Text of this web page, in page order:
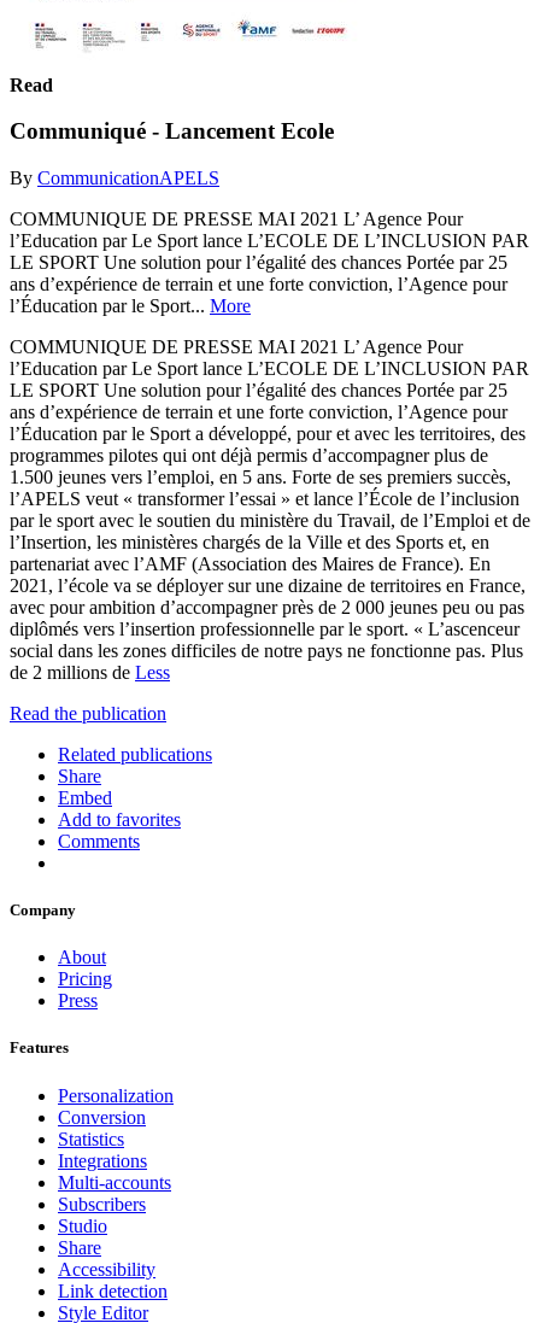
Read
Communiqué - Lancement Ecole
By CommunicationAPELS
COMMUNIQUE DE PRESSE MAI 2021 L’ Agence Pour
l’Education par Le Sport lance L’ECOLE DE L’INCLUSION PAR
LE SPORT Une solution pour l’égalité des chances Portée par 25
ans d’expérience de terrain et une forte conviction, l’Agence pour
l’Éducation par le Sport... More
COMMUNIQUE DE PRESSE MAI 2021 L’ Agence Pour
l’Education par Le Sport lance L’ECOLE DE L’INCLUSION PAR
LE SPORT Une solution pour l’égalité des chances Portée par 25
ans d’expérience de terrain et une forte conviction, l’Agence pour
l’Éducation par le Sport a développé, pour et avec les territoires, des
programmes pilotes qui ont déjà permis d’accompagner plus de
1.500 jeunes vers l’emploi, en 5 ans. Forte de ses premiers succès,
l’APELS veut « transformer l’essai » et lance l’École de l’inclusion
par le sport avec le soutien du ministère du Travail, de l’Emploi et de
l’Insertion, les ministères chargés de la Ville et des Sports et, en
partenariat avec l’AMF (Association des Maires de France). En
2021, l’école va se déployer sur une dizaine de territoires en France,
avec pour ambition d’accompagner près de 2 000 jeunes peu ou pas
diplômés vers l’insertion professionnelle par le sport. « L’ascenceur
social dans les zones difficiles de notre pays ne fonctionne pas. Plus
de 2 millions de Less
Read the publication
Related publications
Share
Embed
Add to favorites
Comments
Company
About
Pricing
Press
Features
Personalization
Conversion
Statistics
Integrations
Multi-accounts
Subscribers
Studio
Share
Accessibility
Link detection
Style Editor